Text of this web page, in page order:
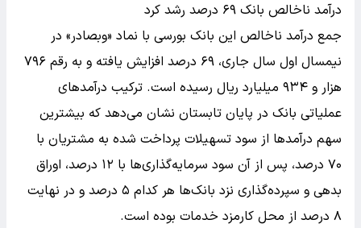
درآمد ناخالص بانک ۶۹ درصد رشد کرد
جمع درآمد ناخالص این بانک بورسی با نماد «وبصادر» در
نیمسال اول سال جاری، ۶۹ درصد افزایش یافته و به رقم ۷۹۶
هزار و ۹۳۴ میلیارد ریال رسیده است. ترکیب درآمدهای
عملیاتی بانک در پایان تابستان نشان می‌دهد که بیشترین
سهم درآمدها از سود تسهیلات پرداخت شده به مشتریان با
۷۰ درصد، پس از آن سود سرمایه‌گذاری‌ها با ۱۲ درصد، اوراق
بدهی و سپرده‌گذاری نزد بانک‌ها هر کدام ۵ درصد و در نهایت
۸ درصد از محل کارمزد خدمات بوده است.